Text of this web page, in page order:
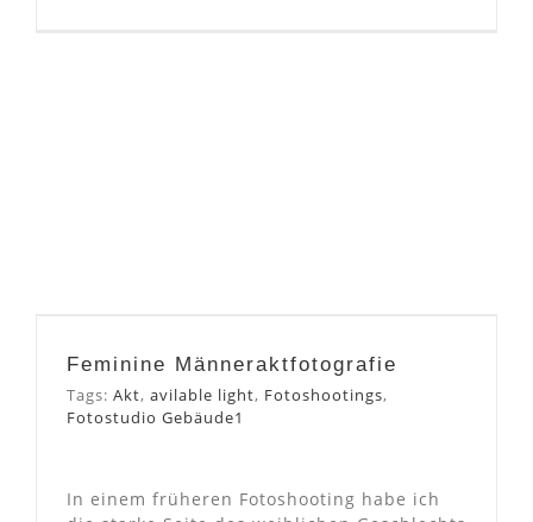
Feminine Männeraktfotografie
Tags: Akt, avilable light, Fotoshootings,
Fotostudio Gebäude1
In einem früheren Fotoshooting habe ich